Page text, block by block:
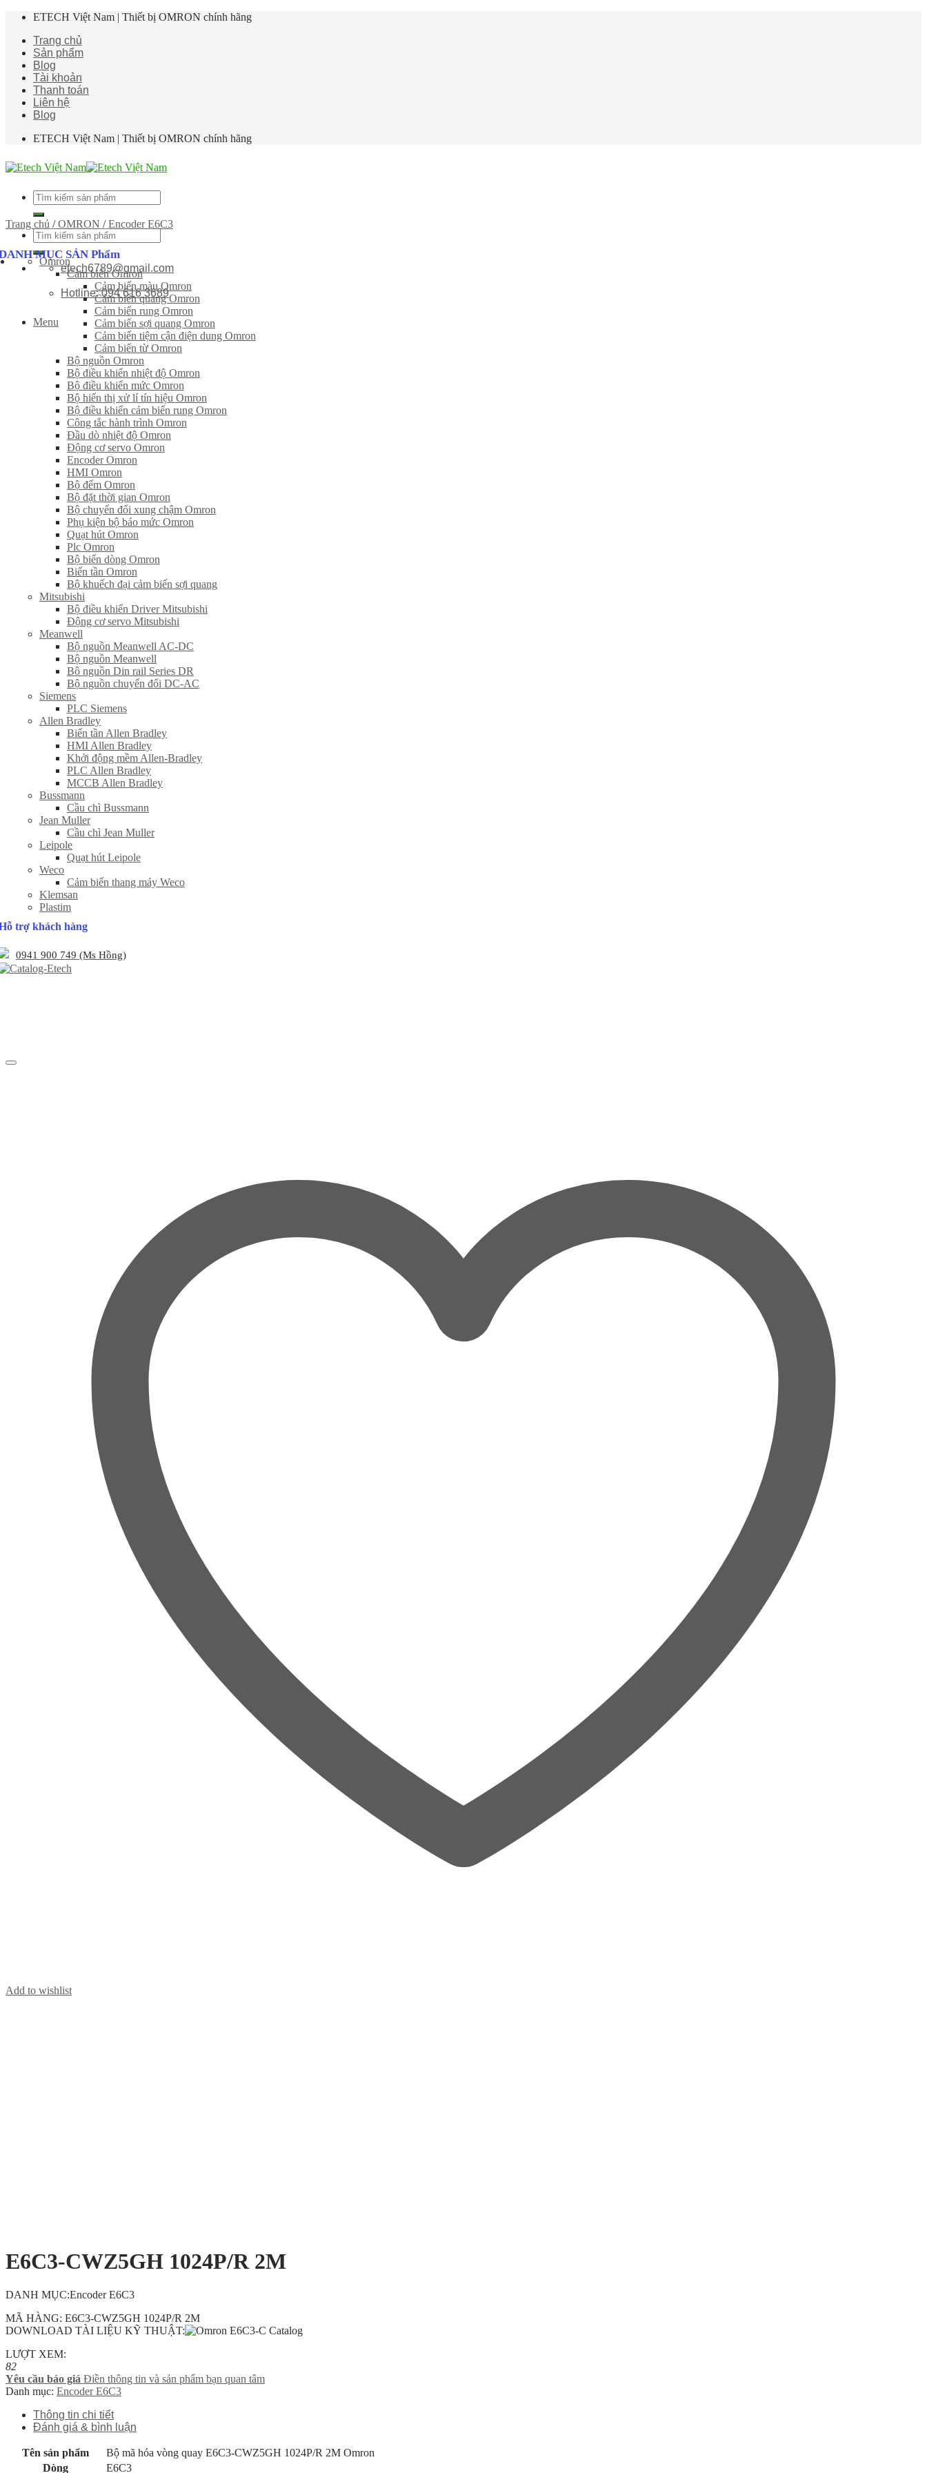
Skip
content
ETECH Việt Nam | Thiết bị OMRON chính hãng
Trang chủ
Sản phẩm
Blog
Tài khoản
Thanh toán
Liên hệ
Blog
ETECH Việt Nam | Thiết bị OMRON chính hãng
Tìm
kiếm:
Tìm
kiếm:
etech6789@gmail.com
Hotline: 094 616 3689
Menu
Trang chủ / OMRON / Encoder E6C3
MỤC SẢN Phẩm
Omron
Cảm biến Omron
Cảm biến màu Omron
Cảm biến quang Omron
Cảm biến rung Omron
Cảm biến sợi quang Omron
Cảm biến tiệm cận điện dung Omron
Cảm biến từ Omron
Bộ nguồn Omron
Bộ điều khiển nhiệt độ Omron
Bộ điều khiển mức Omron
Bộ hiển thị xử lí tín hiệu Omron
Bộ điều khiển cảm biến rung Omron
Công tắc hành trình Omron
Đầu dò nhiệt độ Omron
Động cơ servo Omron
Encoder Omron
HMI Omron
Bộ đếm Omron
Bộ đặt thời gian Omron
Bộ chuyển đổi xung chậm Omron
Phụ kiện bộ báo mức Omron
Quạt hút Omron
Plc Omron
Bộ biến dòng Omron
Biến tần Omron
Bộ khuếch đại cảm biến sợi quang
Mitsubishi
Bộ điều khiển Driver Mitsubishi
Động cơ servo Mitsubishi
Meanwell
Bộ nguồn Meanwell AC-DC
Bộ nguồn Meanwell
Bô nguồn Din rail Series DR
Bộ nguồn chuyển đổi DC-AC
Siemens
PLC Siemens
Allen Bradley
Biến tần Allen Bradley
HMI Allen Bradley
Khởi động mềm Allen-Bradley
PLC Allen Bradley
MCCB Allen Bradley
Bussmann
Cầu chì Bussmann
Jean Muller
Cầu chì Jean Muller
Leipole
Quạt hút Leipole
Weco
Cảm biến thang máy Weco
Klemsan
Plastim
trợ khách hàng
0941 900 749 (Ms Hồng)
Add to wishlist
E6C3-CWZ5GH 1024P/R 2M
DANH MỤC:Encoder E6C3
MÃ HÀNG: E6C3-CWZ5GH 1024P/R 2M
DOWNLOAD TÀI LIỆU KỸ THUẬT:
LƯỢT XEM:
82
Yêu cầu báo giá Điền thông tin và sản phẩm bạn quan tâm
Danh mục: Encoder E6C3
Thông tin chi tiết
Đánh giá & bình luận
Tên sản phẩm
Bộ mã hóa vòng quay E6C3-CWZ5GH 1024P/R 2M Omron
Dòng
E6C3